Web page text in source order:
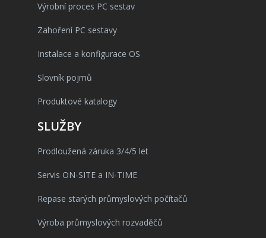
Výrobní proces PC sestav
Zahoření PC sestavy
Instalace a konfigurace OS
Slovník pojmů
Produktové katalogy
SLUŽBY
Prodloužená záruka 3/4/5 let
Servis ON-SITE a IN-TIME
Repase starých průmyslových počítačů
Výroba průmyslových rozvaděčů